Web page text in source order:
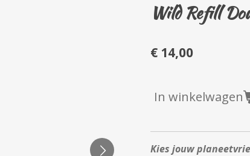
Wild Refill
€ 14,00
In winkelwagen
Kies jouw